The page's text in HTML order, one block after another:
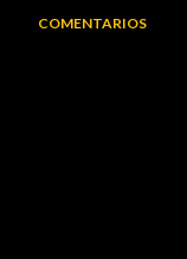
COMENTARIOS